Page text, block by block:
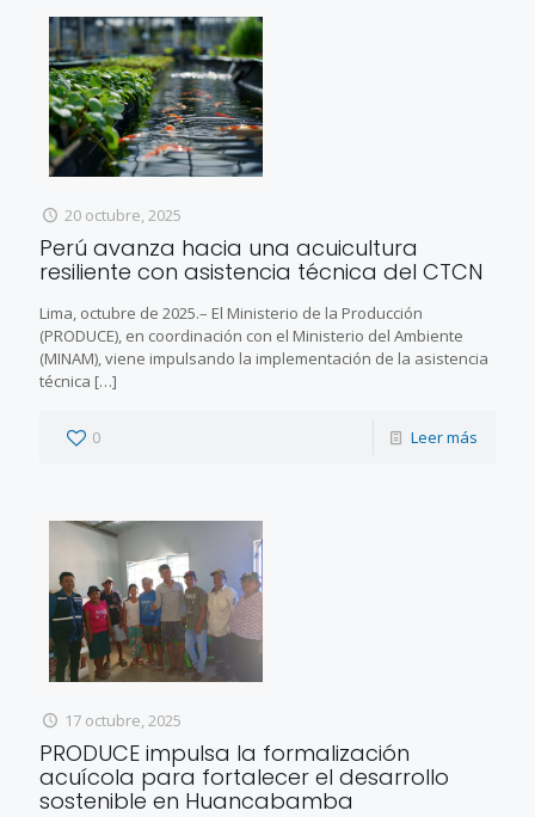
20 octubre, 2025
Perú avanza hacia una acuicultura
resiliente con asistencia técnica del CTCN
Lima, octubre de 2025.– El Ministerio de la Producción
(PRODUCE), en coordinación con el Ministerio del Ambiente
(MINAM), viene impulsando la implementación de la asistencia
técnica […]
0 Leer más
17 octubre, 2025
PRODUCE impulsa la formalización
acuícola para fortalecer el desarrollo
sostenible en Huancabamba